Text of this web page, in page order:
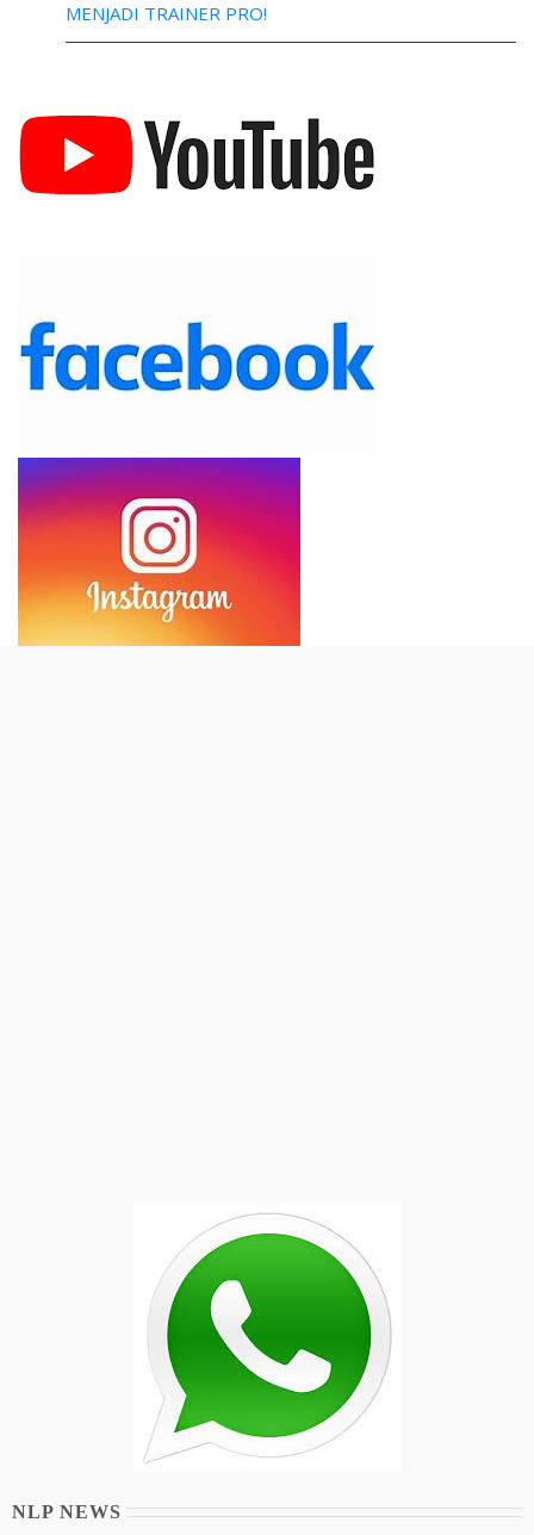
MENJADI TRAINER PRO!
NLP NEWS